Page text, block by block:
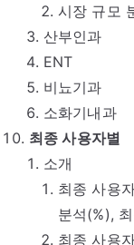
시장 규모
산부인과
ENT
비뇨기과
소화기내과
최종 사용자별
소개
최종 사용
분석(%),
최종 사용